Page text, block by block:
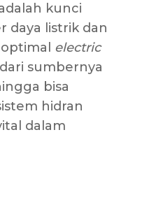
kunci
daya listrik dan
electric
sumbernya
bisa
hidran
dalam